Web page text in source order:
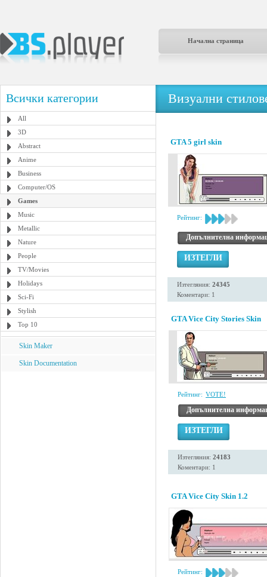
Начална страница
Всички категории
All
3D
Abstract
Anime
Business
Computer/OS
Games
Music
Metallic
Nature
People
TV/Movies
Holidays
Sci-Fi
Stylish
Top 10
Skin Maker
Skin Documentation
Визуални
GTA 5 girl skin
Рейтинг:
Допълнителна
ИЗТЕГЛИ
Изтегляния: 24345
Коментари: 1
GTA Vice City Stories Skin
Рейтинг: VOTE!
Допълнителна
ИЗТЕГЛИ
Изтегляния: 24183
Коментари: 1
GTA Vice City Skin 1.2
Рейтинг: